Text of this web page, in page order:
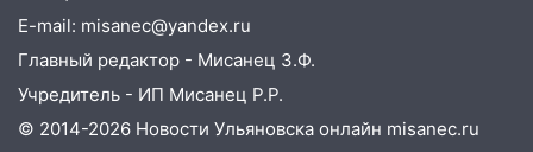
E-mail: misanec@yandex.ru
Главный редактор - Мисанец З.Ф.
Учредитель - ИП Мисанец Р.Р.
© 2014-2026 Новости Ульяновска онлайн misanec.ru